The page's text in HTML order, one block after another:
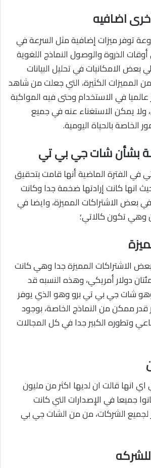
اضافيه
توفر ميزات إضافية مثل السرعة في
الذروة والوصول النماذج اللغوية
بعض الامكانيات في تحليل البيانات
المميزات الكثيرة، التي جعلت من شاهد
في الاستخدام وحتى فيه المواكبة
ولا يمكن الاستغناء عنه في جميع
الخاصة بالحياة اليومية.
بشأن شات جي بي تي
الفترة الماضية أنها قامت بتحقيق
انها كانت إرادتها ضخمة جدا وكانت
بعض الاشتراكات المميزة، وايضا في
وهي تكون كالاتي؛
الاشتراكات المميزة جدا وهي كانت
دولار أمريكي، وهذه النسبه قد
شات جي بي تي برو وهو الذي يوفر
ممكن من النماذج الخاصة، بوجود
وتطوره الكبير جدا في كل المجالات
انها قالت ان لديها اكثر من مليون
جميعا في الإصدارات التي كانت
الشركات، من من الشات جي بي